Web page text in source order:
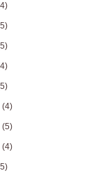
(4)
(5)
(4)